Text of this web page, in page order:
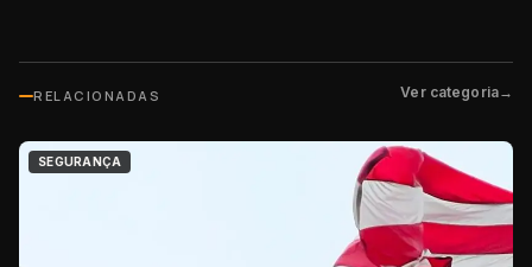
RELACIONADAS Ver categoria→
SEGURANÇA